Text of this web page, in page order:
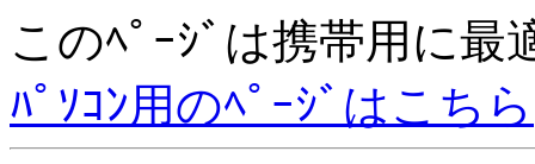
このﾍﾟｰｼﾞは携帯用に最
ﾊﾟｿｺﾝ用のﾍﾟｰｼﾞはこちら